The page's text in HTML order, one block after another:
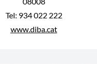
Tel: 934 022 222
www.diba.cat